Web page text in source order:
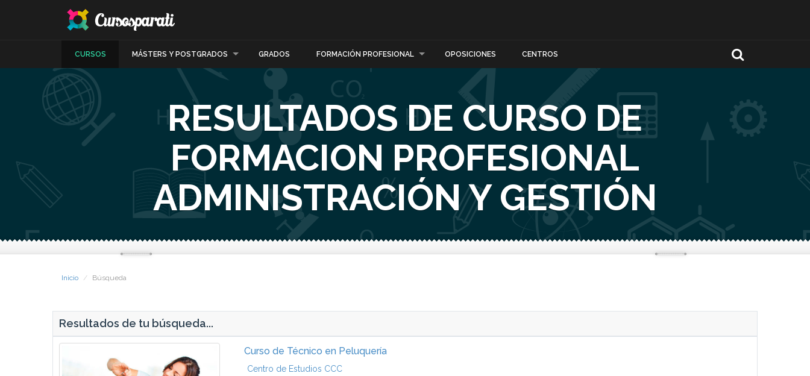
CURSOS MÁSTERS Y POSTGRADOS GRADOS FORMACIÓN PROFESIONAL OPOSICIONES CENTROS
RESULTADOS DE CURSO DE
FORMACION PROFESIONAL
ADMINISTRACIÓN Y GESTIÓN
Inicio Búsqueda
Resultados de tu búsqueda...
Curso de Técnico en Peluquería
Centro de Estudios CCC